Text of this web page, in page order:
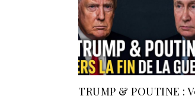
TRUMP & POUTINE :